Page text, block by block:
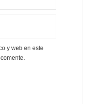
y web en este